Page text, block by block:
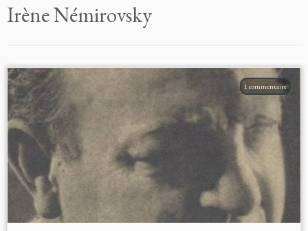
Irène Némirovsky
1 commentaire